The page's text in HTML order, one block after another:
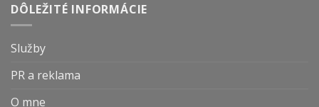
DÔLEŽITÉ INFORMÁCIE
Služby
PR a reklama
O mne